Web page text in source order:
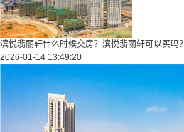
滨悦翡丽轩什么时候交房？滨悦翡丽轩可以买吗？
2026-01-14 13:49:20